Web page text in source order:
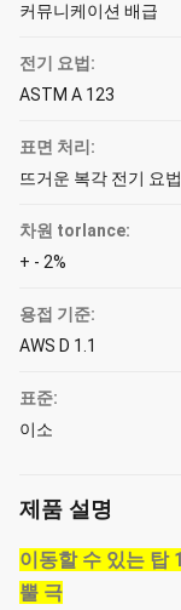
커뮤니케이션 배급
전기 요법:
ASTM A 123
표면 처리:
뜨거운 복각 전기 요법
차원 torlance:
+ - 2%
용접 기준:
AWS D 1.1
표준:
이소
제품 설명
이동할 수 있는 탑
뿔 극